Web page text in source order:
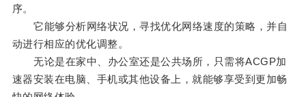
序。
它能够分析网络状况，寻找优化网络速度的策略，并自
动进行相应的优化调整。
无论是在家中、办公室还是公共场所，只需将ACGP加
速器安装在电脑、手机或其他设备上，就能够享受到更加畅